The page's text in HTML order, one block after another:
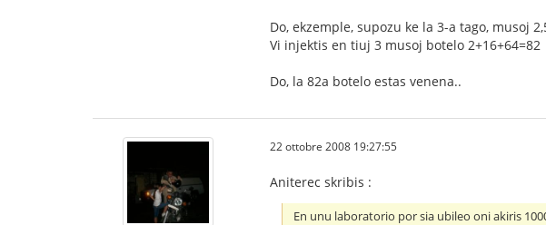
Do, ekzemple, supozu ke la 3-a tago, musoj
Vi injektis en tiuj 3 musoj botelo 2+16+64=82
Do, la 82a botelo estas venena..
22 ottobre 2008 19:27:55
Aniterec skribis :
En unu laboratorio por sia ubileo oni akiris